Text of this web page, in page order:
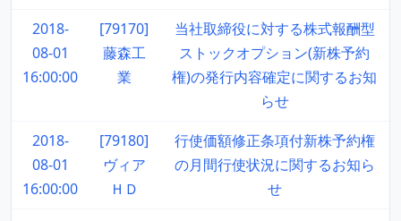
2018-
08-01
16:00:00
[79170]
藤森工
業
当社取締役に対する株式報酬型
ストックオプション(新株予約
権)の発行内容確定に関するお知
らせ
2018-
08-01
16:00:00
[79180]
ヴィア
ＨＤ
行使価額修正条項付新株予約権
の月間行使状況に関するお知ら
せ